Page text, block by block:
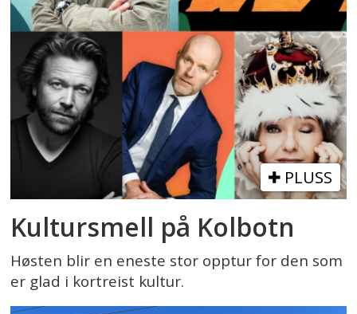
PLUSS
Kultursmell på Kolbotn
Høsten blir en eneste stor opptur for den som
er glad i kortreist kultur.